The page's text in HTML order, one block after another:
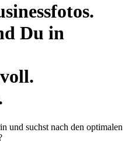
Du in
und suchst nach den optimalen